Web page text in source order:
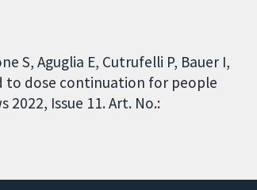
S, Aguglia E, Cutrufelli P, Bauer I,
to dose continuation for people
Issue 11. Art. No.: